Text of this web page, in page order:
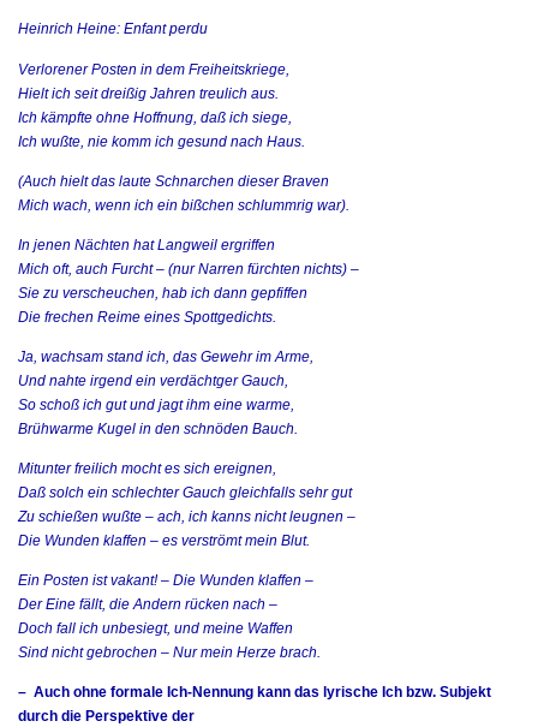
Heinrich Heine: Enfant perdu
Verlorener Posten in dem Freiheitskriege,
Hielt ich seit dreißig Jahren treulich aus.
Ich kämpfte ohne Hoffnung, daß ich siege,
Ich wußte, nie komm ich gesund nach Haus.
(Auch hielt das laute Schnarchen dieser Braven
Mich wach, wenn ich ein bißchen schlummrig war).
In jenen Nächten hat Langweil ergriffen
Mich oft, auch Furcht – (nur Narren fürchten nichts) –
Sie zu verscheuchen, hab ich dann gepfiffen
Die frechen Reime eines Spottgedichts.
Ja, wachsam stand ich, das Gewehr im Arme,
Und nahte irgend ein verdächtger Gauch,
So schoß ich gut und jagt ihm eine warme,
Brühwarme Kugel in den schnöden Bauch.
Mitunter freilich mocht es sich ereignen,
Daß solch ein schlechter Gauch gleichfalls sehr gut
Zu schießen wußte – ach, ich kanns nicht leugnen –
Die Wunden klaffen – es verströmt mein Blut.
Ein Posten ist vakant! – Die Wunden klaffen –
Der Eine fällt, die Andern rücken nach –
Doch fall ich unbesiegt, und meine Waffen
Sind nicht gebrochen – Nur mein Herze brach.
– Auch ohne formale Ich-Nennung kann das lyrische Ich bzw. Subjekt
durch die Perspektive der